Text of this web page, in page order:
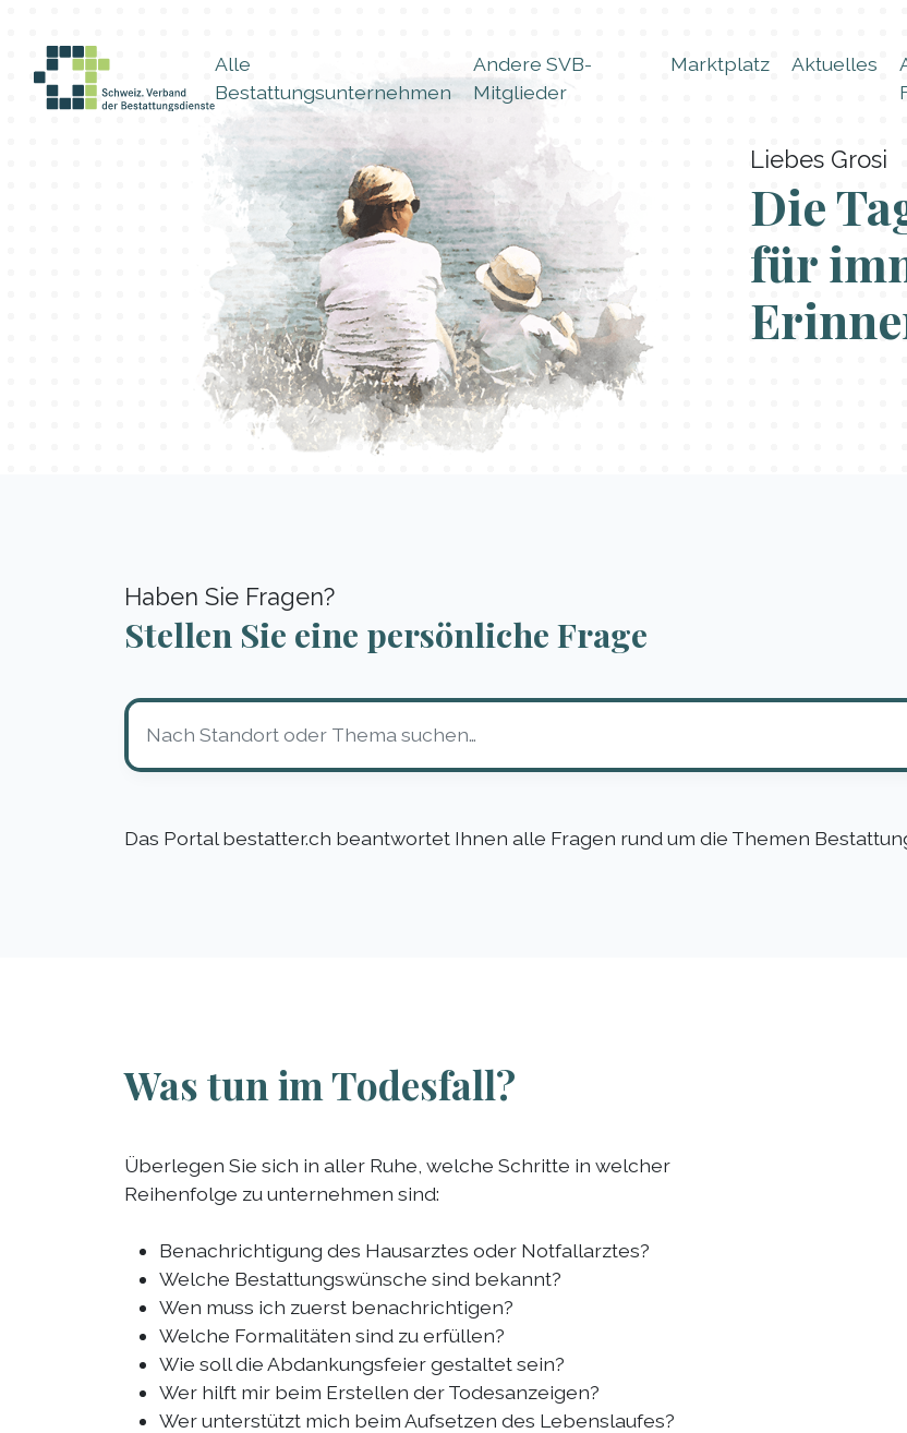
Alle
Bestattungsunternehmen
Andere SVB-
Mitglieder
Marktplatz Aktuelles
Liebes Grosi
Die
für
Haben Sie Fragen?
Stellen Sie eine persönliche Frage
Das Portal bestatter.ch beantwortet Ihnen alle Fragen rund um die Themen
Was tun im Todesfall?
Überlegen Sie sich in aller Ruhe, welche Schritte in welcher
Reihenfolge zu unternehmen sind:
Benachrichtigung des Hausarztes oder Notfallarztes?
Welche Bestattungswünsche sind bekannt?
Wen muss ich zuerst benachrichtigen?
Welche Formalitäten sind zu erfüllen?
Wie soll die Abdankungsfeier gestaltet sein?
Wer hilft mir beim Erstellen der Todesanzeigen?
Wer unterstützt mich beim Aufsetzen des Lebenslaufes?